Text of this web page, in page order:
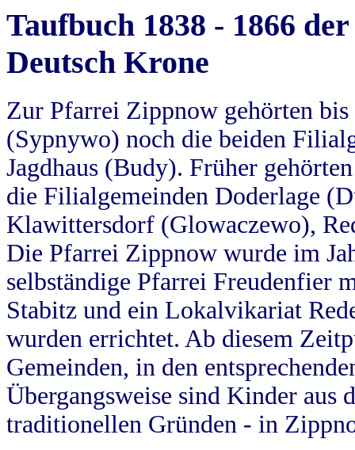
Taufbuch 1838 - 1866
Deutsch Krone
Zur Pfarrei Zippnow gehörten
(Sypnywo) noch die beiden
Jagdhaus (Budy). Früher
die Filialgemeinden Doderlage
Klawittersdorf (Glowaczewo),
Die Pfarrei Zippnow wurde im
selbständige Pfarrei Freudenfier
Stabitz und ein Lokalvikariat
wurden errichtet. Ab diesem
Gemeinden, in den
Übergangsweise sind Kinder aus
traditionellen Gründen - in